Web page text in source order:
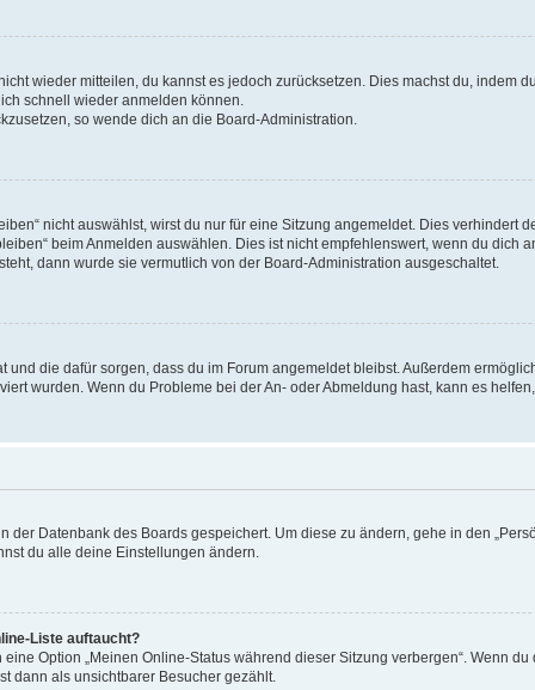
wieder mitteilen, du kannst es jedoch zurücksetzen. Dies machst du, indem
schnell wieder anmelden können.
so wende dich an die Board-Administration.
nicht auswählst, wirst du nur für eine Sitzung angemeldet. Dies verhindert
beim Anmelden auswählen. Dies ist nicht empfehlenswert, wenn du dich
dann wurde sie vermutlich von der Board-Administration ausgeschaltet.
und die dafür sorgen, dass du im Forum angemeldet bleibst. Außerdem
wurden. Wenn du Probleme bei der An- oder Abmeldung hast, kann es
Datenbank des Boards gespeichert. Um diese zu ändern, gehe in den
du alle deine Einstellungen ändern.
Liste auftaucht?
Option „Meinen Online-Status während dieser Sitzung verbergen“. Wenn
dann als unsichtbarer Besucher gezählt.